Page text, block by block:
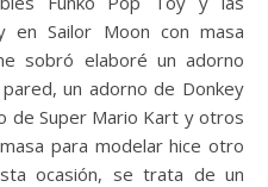
en Sailor Moon con masa
sobró elaboré un adorno
un adorno de Donkey
de Super Mario Kart y otros
para modelar hice otro
ocasión, se trata de un